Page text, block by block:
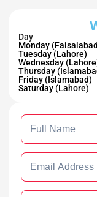
Day
Monday
Tuesday (Lahore)
Wednesday
Thursday
Friday (Islamabad)
Saturday (Lahore)